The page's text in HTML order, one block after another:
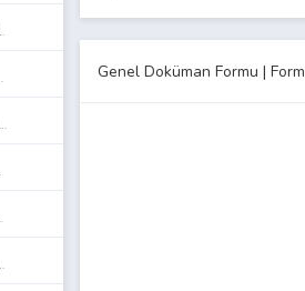
Genel Doküman Formu | Form